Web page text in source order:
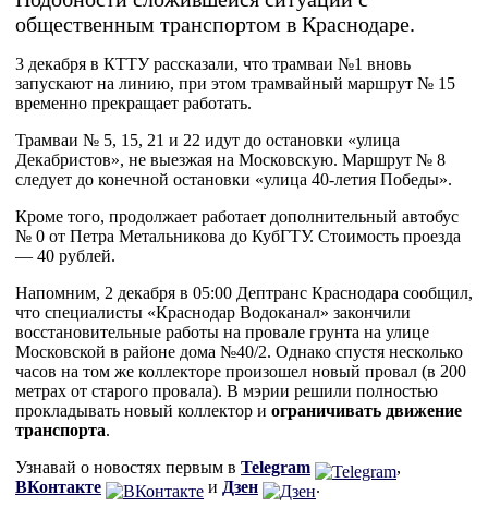
общественным транспортом в Краснодаре.
3 декабря в КТТУ рассказали, что трамваи №1 вновь
запускают на линию, при этом трамвайный маршрут № 15
временно прекращает работать.
Трамваи № 5, 15, 21 и 22 идут до остановки «улица
Декабристов», не выезжая на Московскую. Маршрут № 8
следует до конечной остановки «улица 40-летия Победы».
Кроме того, продолжает работает дополнительный автобус
№ 0 от Петра Метальникова до КубГТУ. Стоимость проезда
— 40 рублей.
Напомним, 2 декабря в 05:00 Дептранс Краснодара сообщил,
что специалисты «Краснодар Водоканал» закончили
восстановительные работы на провале грунта на улице
Московской в районе дома №40/2. Однако спустя несколько
часов на том же коллекторе произошел новый провал (в 200
метрах от старого провала). В мэрии решили полностью
прокладывать новый коллектор и ограничивать движение
транспорта.
Узнавай о новостях первым в Telegram
,
ВКонтакте
и Дзен .